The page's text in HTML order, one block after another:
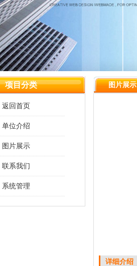
项目分类
返回首页
单位介绍
图片展示
联系我们
系统管理
图片展示
详细介绍